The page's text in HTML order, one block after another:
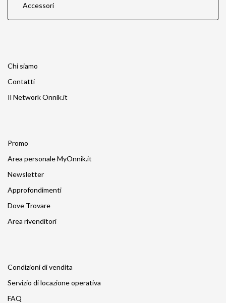
Accessori
Chi siamo
Contatti
Il Network Onnik.it
Promo
Area personale MyOnnik.it
Newsletter
Approfondimenti
Dove Trovare
Area rivenditori
Condizioni di vendita
Servizio di locazione operativa
FAQ